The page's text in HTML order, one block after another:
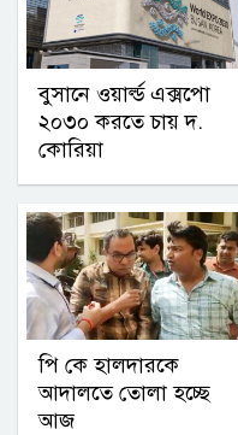
বুসানে ওয়ার্ল্ড এক্সপো
২০৩০ করতে চায় দ.
কোরিয়া
পি কে হালদারকে
আদালতে তোলা হচ্ছে
আজ